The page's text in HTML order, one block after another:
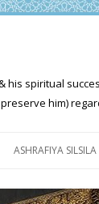
his spiritual
him)
ASHRAFIYA SILSILA